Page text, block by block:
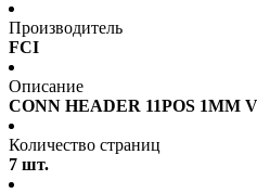
Производитель
FCI
Описание
CONN HEADER 11POS 1MM
Количество страниц
7 шт.